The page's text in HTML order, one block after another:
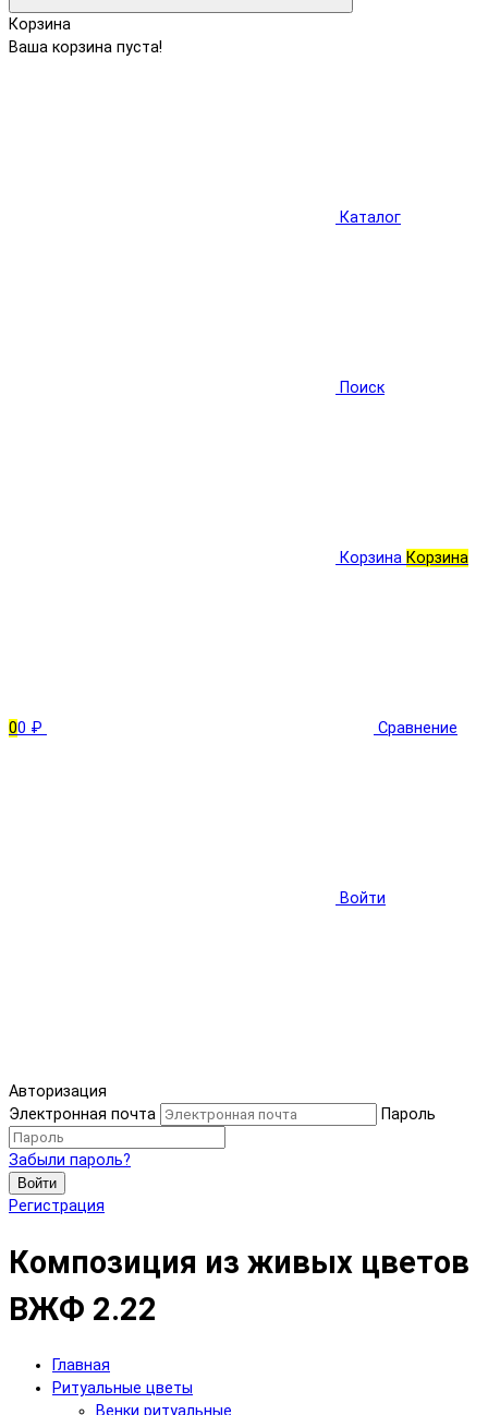
Корзина
Ваша корзина пуста!
Каталог
Поиск
Корзина Корзина
00 ₽ Сравнение
Войти
Авторизация
Электронная почта
Пароль
Забыли пароль?
Войти
Регистрация
Композиция из живых цветов
ВЖФ 2.22
Главная
Ритуальные цветы
Венки ритуальные